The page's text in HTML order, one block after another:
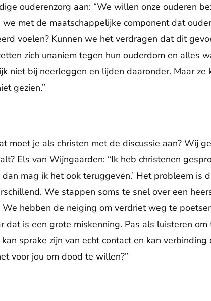
ouderenzorg aan: “We willen onze ouderen
met de maatschappelijke component dat
voelen? Kunnen we het verdragen dat dit
zich unaniem tegen hun ouderdom en alles
niet bij neerleggen en lijden daaronder. Maar ze
gezien.”
moet je als christen met de discussie aan? Wij
Els van Wijngaarden: “Ik heb christenen
mag ik het ook teruggeven.’ Het probleem is
We stappen soms te snel over een
hebben de neiging om verdriet weg te
dat is een grote miskenning. Pas als luisteren om
sprake zijn van echt contact en kan verbinding
voor jou om dood te willen?”